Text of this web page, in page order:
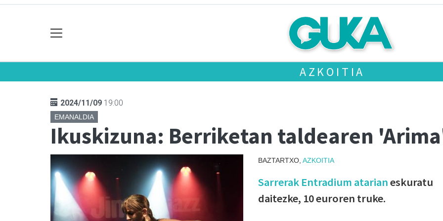
AZKOITIA
2024/11/09 19:00
EMANALDIA
Ikuskizuna: Berriketan taldearen
BAZTARTXO, AZKOITIA
Sarrerak Entradium atarianeskuratu
daitezke, 10 euroren truke.